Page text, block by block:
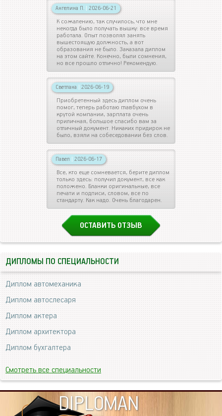
Ангелина П. | 2026-06-21
К сожалению, так случилось, что мне
некогда было получать вышку: все время
работала. Опыт позволял занять
вышестоящую должность, а вот
образования не было. Заказала диплом
на этом сайте. Конечно, были сомнения,
но все прошло отлично! Рекомендую.
Светлана | 2026-06-19
Приобретенный здесь диплом очень
помог, теперь работаю главбухом в
крутой компании, зарплата очень
приличная, большое спасибо вам за
отличный документ. Никаких придирок не
было, взяли на собеседовании без слов.
Павел | 2026-06-17
Все, кто еще сомневается, берите диплом
только здесь: получил документ, все как
положено. Бланки оригинальные, все
печати и подписи, словом, все по
стандарту. Как надо. Очень благодарен.
ОСТАВИТЬ ОТЗЫВ
ДИПЛОМЫ ПО СПЕЦИАЛЬНОСТИ
Диплом автомеханика
Диплом автослесаря
Диплом актера
Диплом архитектора
Диплом бухгалтера
Смотреть все специальности
DIPLOMAN